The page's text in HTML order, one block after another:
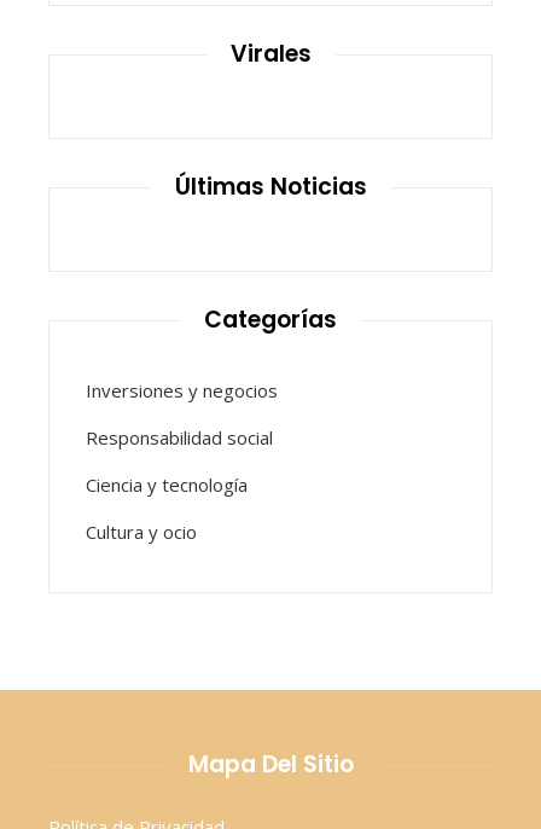
Virales
Últimas Noticias
Categorías
Inversiones y negocios
Responsabilidad social
Ciencia y tecnología
Cultura y ocio
Mapa Del Sitio